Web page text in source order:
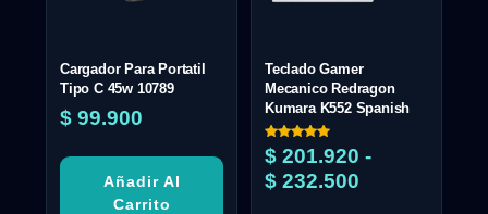
Cargador Para Portatil
Tipo C 45w 10789
$ 99.900
Añadir Al
Carrito
Teclado Gamer
Mecanico Redragon
Kumara K552 Spanish
Valorado
con
5.00
de 5
$ 201.920 -
$ 232.500